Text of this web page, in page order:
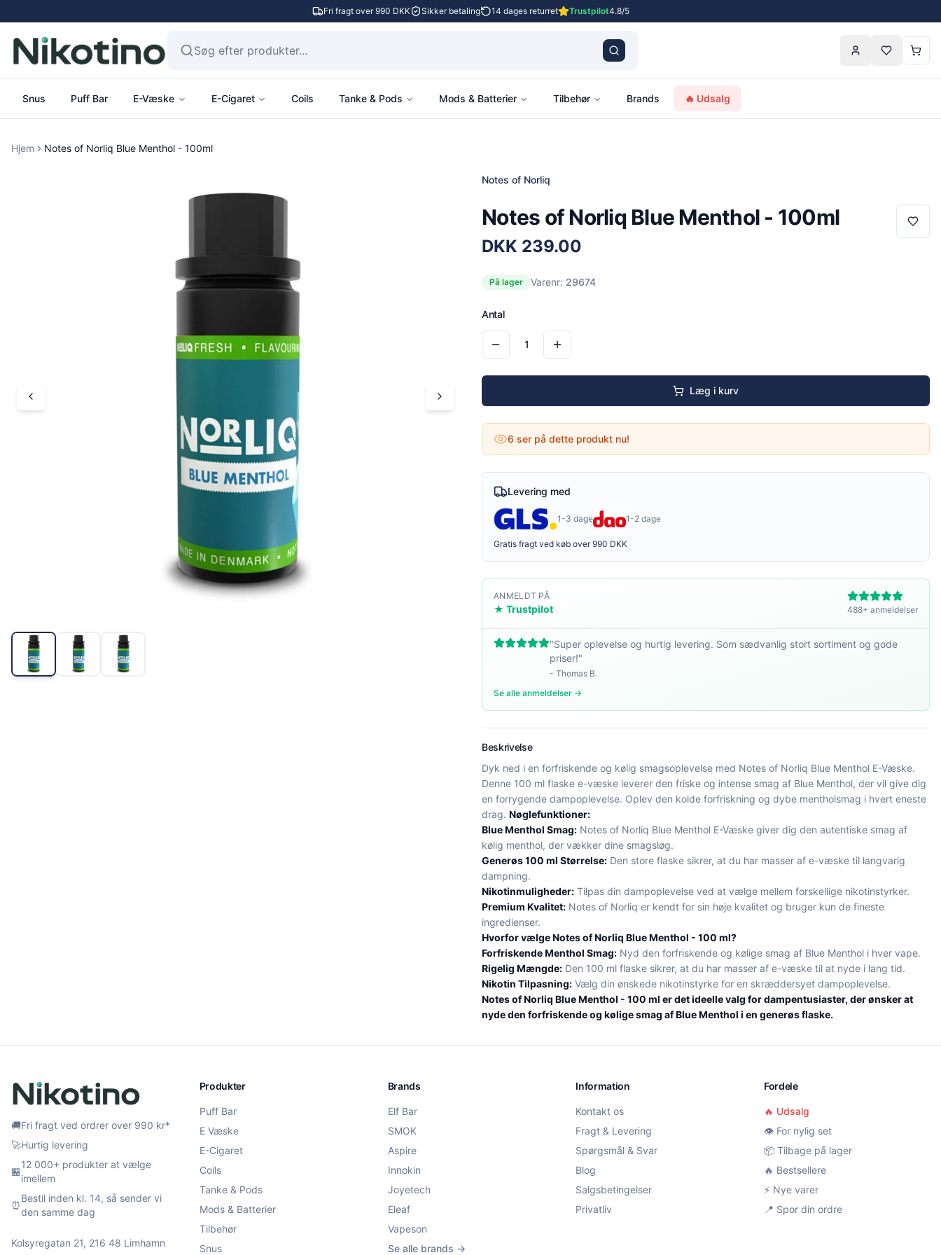
Fri fragt over 990 DKK Sikker betaling 14 dages returret Trustpilot4.8/5
Snus Puff Bar E-Væske E-Cigaret Coils Tanke & Pods Mods & Batterier Tilbehør Brands 🔥 Udsalg
Hjem Notes of Norliq Blue Menthol - 100ml
Notes of Norliq
Notes of Norliq Blue Menthol - 100ml
DKK 239.00
På lager Varenr: 29674
Antal
1
Læg i kurv
6 ser på dette produkt nu!
Levering med
1-3 dage 1-2 dage
Gratis fragt ved køb over 990 DKK
ANMELDT PÅ
★ Trustpilot 488+ anmeldelser
"Super oplevelse og hurtig levering. Som sædvanlig stort sortiment og gode
priser!"
- Thomas B.
Se alle anmeldelser →
Beskrivelse
Dyk ned i en forfriskende og kølig smagsoplevelse med Notes of Norliq Blue Menthol E-Væske.
Denne 100 ml flaske e-væske leverer den friske og intense smag af Blue Menthol, der vil give dig
en forrygende dampoplevelse. Oplev den kolde forfriskning og dybe mentholsmag i hvert eneste
drag. Nøglefunktioner:
Blue Menthol Smag: Notes of Norliq Blue Menthol E-Væske giver dig den autentiske smag af
kølig menthol, der vækker dine smagsløg.
Generøs 100 ml Størrelse: Den store flaske sikrer, at du har masser af e-væske til langvarig
dampning.
Nikotinmuligheder: Tilpas din dampoplevelse ved at vælge mellem forskellige nikotinstyrker.
Premium Kvalitet: Notes of Norliq er kendt for sin høje kvalitet og bruger kun de fineste
ingredienser.
Hvorfor vælge Notes of Norliq Blue Menthol - 100 ml?
Forfriskende Menthol Smag: Nyd den forfriskende og kølige smag af Blue Menthol i hver vape.
Rigelig Mængde: Den 100 ml flaske sikrer, at du har masser af e-væske til at nyde i lang tid.
Nikotin Tilpasning: Vælg din ønskede nikotinstyrke for en skræddersyet dampoplevelse.
Notes of Norliq Blue Menthol - 100 ml er det ideelle valg for dampentusiaster, der ønsker at
nyde den forfriskende og kølige smag af Blue Menthol i en generøs flaske.
🚚Fri fragt ved ordrer over 990 kr*
🚀Hurtig levering
🏪
12 000+ produkter at vælge
imellem
⏰
Bestil inden kl. 14, så sender vi
den samme dag
Kolsyregatan 21, 216 48 Limhamn
Produkter
Puff Bar
E Væske
E-Cigaret
Coils
Tanke & Pods
Mods & Batterier
Tilbehør
Snus
Brands
Elf Bar
SMOK
Aspire
Innokin
Joyetech
Eleaf
Vapeson
Se alle brands →
Information
Kontakt os
Fragt & Levering
Spørgsmål & Svar
Blog
Salgsbetingelser
Privatliv
Fordele
🔥 Udsalg
👁️ For nylig set
📦 Tilbage på lager
🔥 Bestsellere
⚡ Nye varer
📍 Spor din ordre